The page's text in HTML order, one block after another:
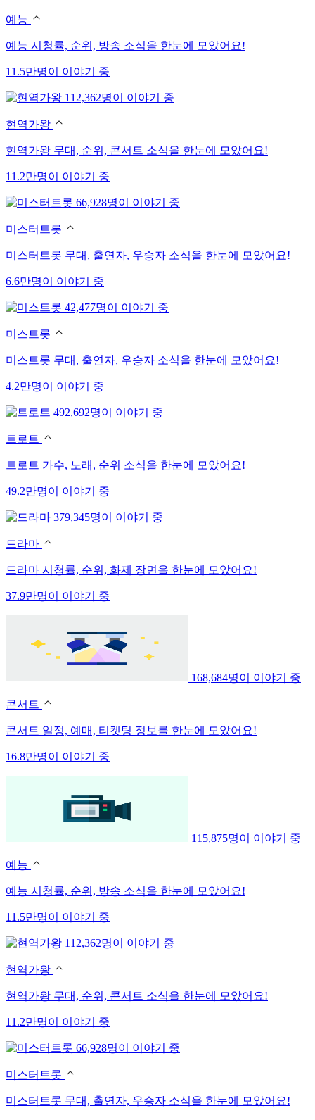
예능
예능 시청률, 순위, 방송 소식을 한눈에 모았어요!
11.5만명이 이야기 중
112,362명이 이야기 중
현역가왕
현역가왕 무대, 순위, 콘서트 소식을 한눈에 모았어요!
11.2만명이 이야기 중
66,928명이 이야기 중
미스터트롯
미스터트롯 무대, 출연자, 우승자 소식을 한눈에 모았어요!
6.6만명이 이야기 중
42,477명이 이야기 중
미스트롯
미스트롯 무대, 출연자, 우승자 소식을 한눈에 모았어요!
4.2만명이 이야기 중
492,692명이 이야기 중
트로트
트로트 가수, 노래, 순위 소식을 한눈에 모았어요!
49.2만명이 이야기 중
379,345명이 이야기 중
드라마
드라마 시청률, 순위, 화제 장면을 한눈에 모았어요!
37.9만명이 이야기 중
168,684명이 이야기 중
콘서트
콘서트 일정, 예매, 티켓팅 정보를 한눈에 모았어요!
16.8만명이 이야기 중
115,875명이 이야기 중
예능
예능 시청률, 순위, 방송 소식을 한눈에 모았어요!
11.5만명이 이야기 중
112,362명이 이야기 중
현역가왕
현역가왕 무대, 순위, 콘서트 소식을 한눈에 모았어요!
11.2만명이 이야기 중
66,928명이 이야기 중
미스터트롯
미스터트롯 무대, 출연자, 우승자 소식을 한눈에 모았어요!